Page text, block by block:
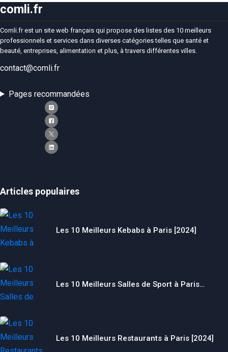
comli.fr
Comli.fr est un site web français qui propose des listes des 10 meilleurs
professionnels et services dans diverses catégories telles que santé et
beauté, entreprises, alimentation et plus, à travers différentes villes.
contact@comli.fr
Pages recommandées
Articles populaires
Les 10 Meilleurs Kebabs à Paris [2024]
Les 10 Meilleurs Salles de Sport à Paris…
Les 10 Meilleurs Restaurants à Paris [2024]